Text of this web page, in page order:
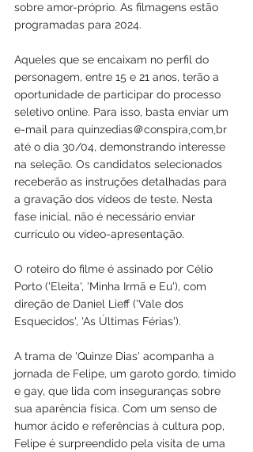
sobre amor-próprio. As filmagens estão
programadas para 2024.
Aqueles que se encaixam no perfil do
personagem, entre 15 e 21 anos, terão a
oportunidade de participar do processo
seletivo online. Para isso, basta enviar um
e-mail para quinzedias＠conspira܂com܂br
até o dia 30/04, demonstrando interesse
na seleção. Os candidatos selecionados
receberão as instruções detalhadas para
a gravação dos vídeos de teste. Nesta
fase inicial, não é necessário enviar
currículo ou vídeo-apresentação.
O roteiro do filme é assinado por Célio
Porto ('Eleita', 'Minha Irmã e Eu'), com
direção de Daniel Lieff ('Vale dos
Esquecidos', 'As Últimas Férias').
A trama de 'Quinze Dias' acompanha a
jornada de Felipe, um garoto gordo, tímido
e gay, que lida com inseguranças sobre
sua aparência física. Com um senso de
humor ácido e referências à cultura pop,
Felipe é surpreendido pela visita de uma